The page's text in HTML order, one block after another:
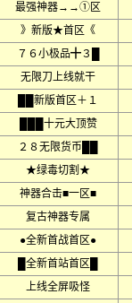
最强神器→→①区
》新版★首区《
７６小极品╋３█
无限刀上线就干
██新版首区＋１
███十元大顶赞
２８无限货币██
★绿毒切割★
神器合击■一区■
复古神器专属
●全新首战首区●
█全新首站首区█
上线全屏吸怪